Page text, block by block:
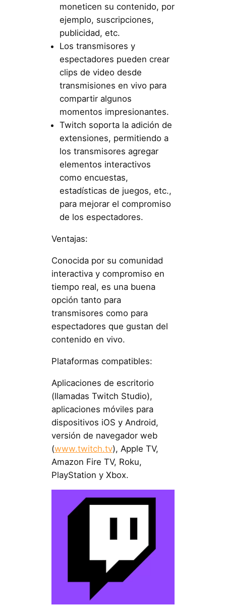
moneticen su contenido, por
ejemplo, suscripciones,
publicidad, etc.
Los transmisores y
espectadores pueden crear
clips de video desde
transmisiones en vivo para
compartir algunos
momentos impresionantes.
Twitch soporta la adición de
extensiones, permitiendo a
los transmisores agregar
elementos interactivos
como encuestas,
estadísticas de juegos, etc.,
para mejorar el compromiso
de los espectadores.
Ventajas:
Conocida por su comunidad
interactiva y compromiso en
tiempo real, es una buena
opción tanto para
transmisores como para
espectadores que gustan del
contenido en vivo.
Plataformas compatibles:
Aplicaciones de escritorio
(llamadas Twitch Studio),
aplicaciones móviles para
dispositivos iOS y Android,
versión de navegador web
(www.twitch.tv), Apple TV,
Amazon Fire TV, Roku,
PlayStation y Xbox.